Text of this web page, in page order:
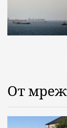
От